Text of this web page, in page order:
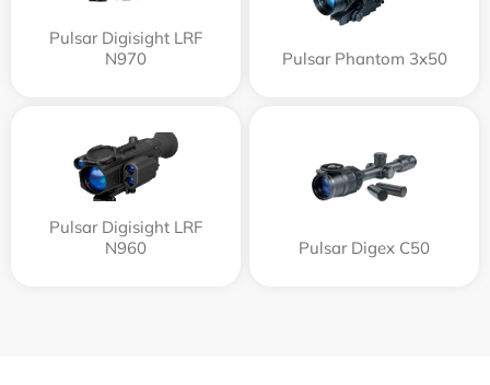
Pulsar Digisight LRF
N970
Pulsar Phantom 3x50
Pulsar Digisight LRF
N960
Pulsar Digex C50